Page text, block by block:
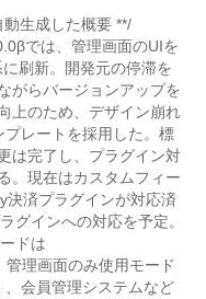
動生成した概要 **/
では、管理画面のUIを
刷新。開発元の停滞を
がらバージョンアップを
上のため、デザイン崩れ
プレートを採用した。標
は完了し、プラグイン対
。現在はカスタムフィー
決済プラグインが対応済
グインへの対応を予定。
ドは
理画面のみ使用モード
会員管理システムなど